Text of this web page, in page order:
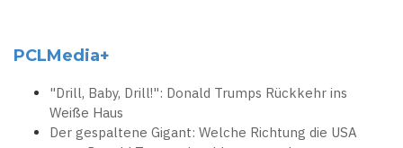
PCLMedia+
"Drill, Baby, Drill!": Donald Trumps Rückkehr ins
Weiße Haus
Der gespaltene Gigant: Welche Richtung die USA